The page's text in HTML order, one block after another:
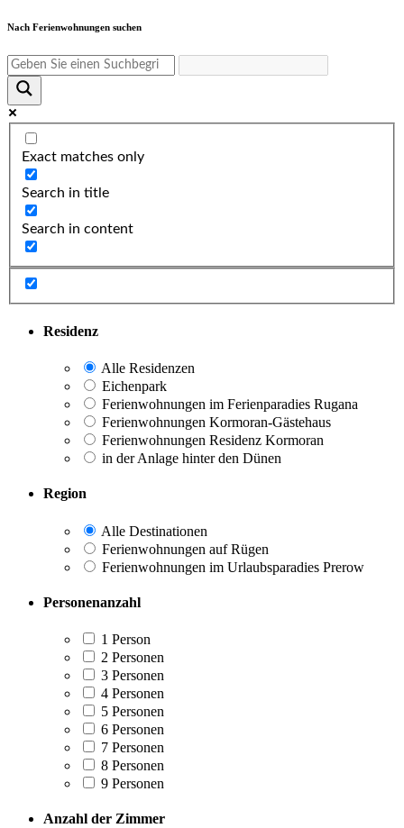
Nach Ferienwohnungen suchen
Exact matches only
Search in title
Search in content
Residenz
Alle Residenzen
Eichenpark
Ferienwohnungen im Ferienparadies Rugana
Ferienwohnungen Kormoran-Gästehaus
Ferienwohnungen Residenz Kormoran
in der Anlage hinter den Dünen
Region
Alle Destinationen
Ferienwohnungen auf Rügen
Ferienwohnungen im Urlaubsparadies Prerow
Personenanzahl
1 Person
2 Personen
3 Personen
4 Personen
5 Personen
6 Personen
7 Personen
8 Personen
9 Personen
Anzahl der Zimmer